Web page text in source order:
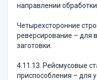
направлении обработки.
Четырехсторонние
реверсирование – для
заготовки.
4.11.13. Рейсмусовые
приспособления – для